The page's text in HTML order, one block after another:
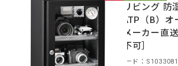
東洋リビング 防
55CATP（B）
イ［メーカー直
引き不可］
商品コード：S1033081